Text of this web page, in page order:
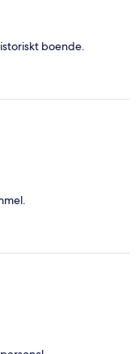
boende.